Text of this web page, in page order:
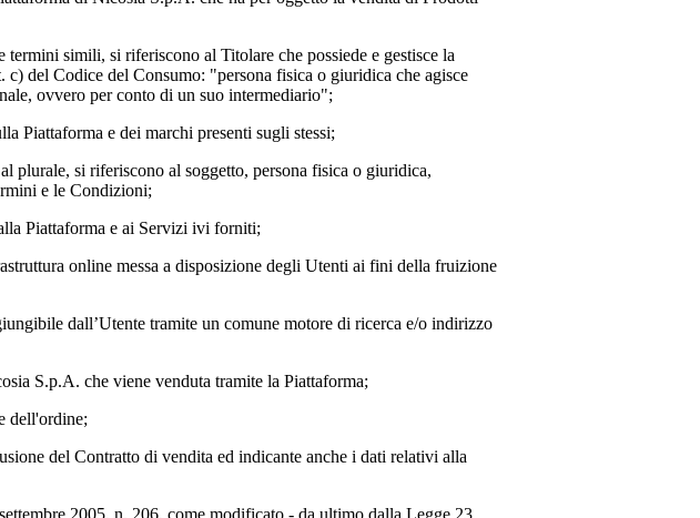
termini simili, si riferiscono al Titolare che possiede e gestisce la
del Codice del Consumo: "persona fisica o giuridica che agisce
ovvero per conto di un suo intermediario";
Piattaforma e dei marchi presenti sugli stessi;
plurale, si riferiscono al soggetto, persona fisica o giuridica,
e le Condizioni;
Piattaforma e ai Servizi ivi forniti;
online messa a disposizione degli Utenti ai fini della fruizione
dall’Utente tramite un comune motore di ricerca e/o indirizzo
S.p.A. che viene venduta tramite la Piattaforma;
dell'ordine;
del Contratto di vendita ed indicante anche i dati relativi alla